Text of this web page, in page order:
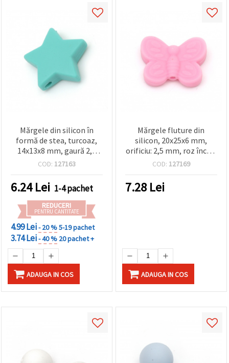
Mărgele din silicon în
formă de stea, turcoaz,
14x13x8 mm, gaură 2,5
mm, set 2 bucăți – pentru
brățări, accesorii pentru
bebeluși și decorațiuni
COD: 127163
6.24Lei 1-4 pachet
REDUCERI
PENTRU CANTITATE
4.99 Lei- 20 %5-19 pachet
3.74 Lei- 40 % 20 pachet +
ADAUGA IN COS
Mărgele fluture din
silicon, 20x25x6 mm,
orificiu: 2,5 mm, roz închis
- 2 bucăți
COD: 127169
7.28 Lei
ADAUGA IN COS